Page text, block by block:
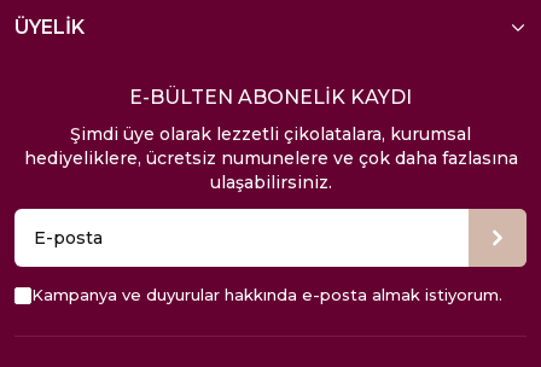
ÜYELİK
E-BÜLTEN ABONELİK KAYDI
Şimdi üye olarak lezzetli çikolatalara, kurumsal
hediyeliklere, ücretsiz numunelere ve çok daha fazlasına
ulaşabilirsiniz.
Kampanya ve duyurular hakkında e-posta almak istiyorum.